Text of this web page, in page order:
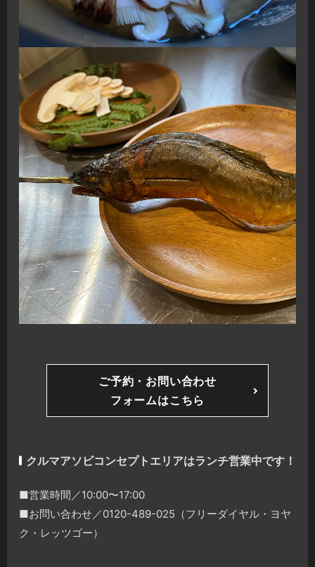
ご予約・お問い合わせ
フォームはこちら
クルマアソビコンセプトエリアはランチ営業中です！
■営業時間／10:00〜17:00
■お問い合わせ／0120-489-025（フリーダイヤル・ヨヤ
ク・レッツゴー）